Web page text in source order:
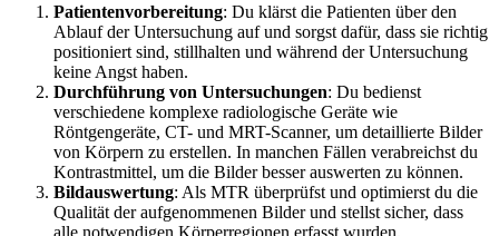
Patientenvorbereitung: Du klärst die Patienten über den
Ablauf der Untersuchung auf und sorgst dafür, dass sie richtig
positioniert sind, stillhalten und während der Untersuchung
keine Angst haben.
Durchführung von Untersuchungen: Du bedienst
verschiedene komplexe radiologische Geräte wie
Röntgengeräte, CT- und MRT-Scanner, um detaillierte Bilder
von Körpern zu erstellen. In manchen Fällen verabreichst du
Kontrastmittel, um die Bilder besser auswerten zu können.
Bildauswertung: Als MTR überprüfst und optimierst du die
Qualität der aufgenommenen Bilder und stellst sicher, dass
alle notwendigen Körperregionen erfasst wurden.